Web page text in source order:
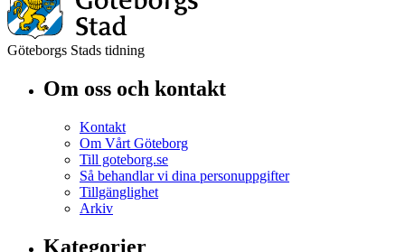
Göteborgs Stads tidning
Om oss och kontakt
Kontakt
Om Vårt Göteborg
Till goteborg.se
Så behandlar vi dina personuppgifter
Tillgänglighet
Arkiv
Kategorier